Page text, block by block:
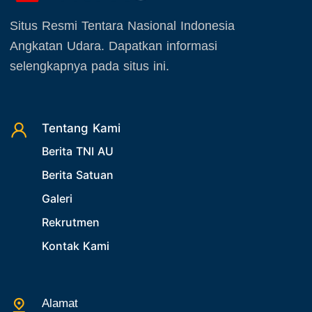
22. Latihan TNI
23. Operasi TNI
26. Agenda Yasarini
27. Politik
28. Bukan Berita TNI AU
29. Akademik
30. Organisasi TNI
31. SPAM
Oktober 2025
November 2025
Situs Resmi Tentara Nasional Indonesia
Angkatan Udara. Dapatkan informasi
selengkapnya pada situs ini.
Tentang Kami
Berita TNI AU
Berita Satuan
Galeri
Rekrutmen
Kontak Kami
Alamat